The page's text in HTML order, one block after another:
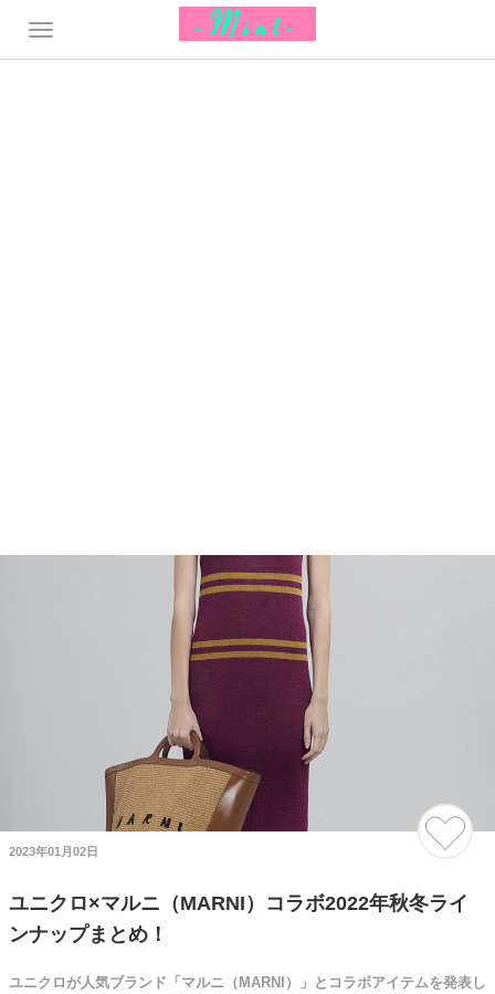
2023年01月02日
ユニクロ×マルニ（MARNI）コラボ2022年秋冬ライ
ンナップまとめ！
ユニクロが人気ブランド「マルニ（MARNI）」とコラボアイテムを発表し